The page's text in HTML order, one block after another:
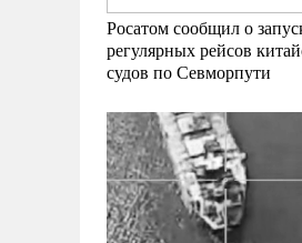
Росатом сообщил о
регулярных рейсов
судов по Севморпути